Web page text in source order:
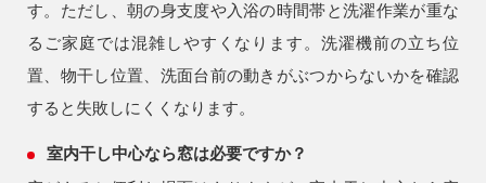
す。ただし、朝の身支度や入浴の時間帯と洗濯作業が重な
るご家庭では混雑しやすくなります。洗濯機前の立ち位
置、物干し位置、洗面台前の動きがぶつからないかを確認
すると失敗しにくくなります。
室内干し中心なら窓は必要ですか？